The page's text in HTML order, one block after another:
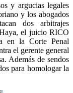
y argucias legales
y los abogados
dos arbitrajes
el juicio RICO
en la Corte Penal
el gerente general
Además de sendos
para homologar la